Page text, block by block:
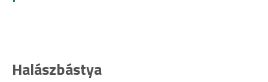
Halászbástya